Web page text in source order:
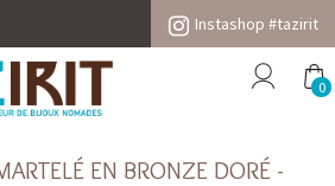
Instashop #tazirit
0
EN BRONZE DORÉ -